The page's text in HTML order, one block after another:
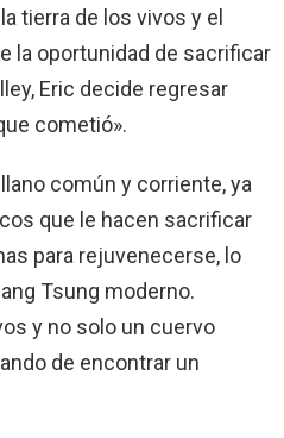
tierra de los vivos y el
la oportunidad de sacrificar
Eric decide regresar
cometió».
común y corriente, ya
que le hacen sacrificar
para rejuvenecerse, lo
Tsung moderno.
y no solo un cuervo
de encontrar un